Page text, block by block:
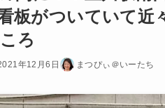
板がついていて近
ろ
年12月6日 まつぴぃ＠いーたち